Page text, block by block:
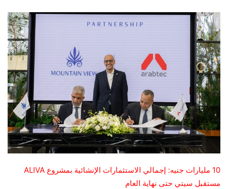
10 مليارات جنيه: إجمالي الاستثمارات الإنشائية بمشروع ALIVA
مستقبل سيتي حتى نهاية العام